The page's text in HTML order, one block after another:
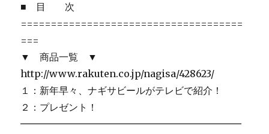
■ 目 次
=====================================
===
▼ 商品一覧 ▼
http://www.rakuten.co.jp/nagisa/428623/
１：新年早々、ナギサビールがテレビで紹介！
２：プレゼント！
━━━━━━━━━━━━━━━━━━━━━━━